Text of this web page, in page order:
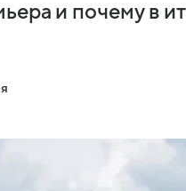
и почему в